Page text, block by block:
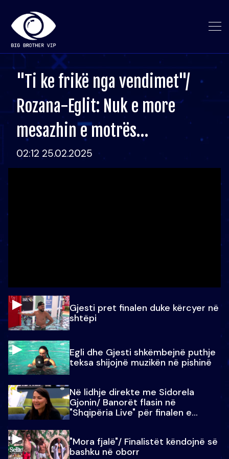
"Ti ke frikë nga vendimet"/
Rozana-Eglit: Nuk e more
mesazhin e motrës…
02:12 25.02.2025
Gjesti pret finalen duke kërcyer në
shtëpi
Egli dhe Gjesti shkëmbejnë puthje
teksa shijojnë muzikën në pishinë
Në lidhje direkte me Sidorela
Gjonin/ Banorët flasin në
"Shqipëria Live" për finalen e
"Mora fjalë"/ Finalistët këndojnë së
bashku në oborr